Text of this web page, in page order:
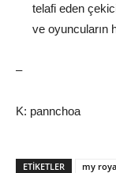
telafi eden
ve oyuncuların
–
K: pannchoa
ETIKETLER my